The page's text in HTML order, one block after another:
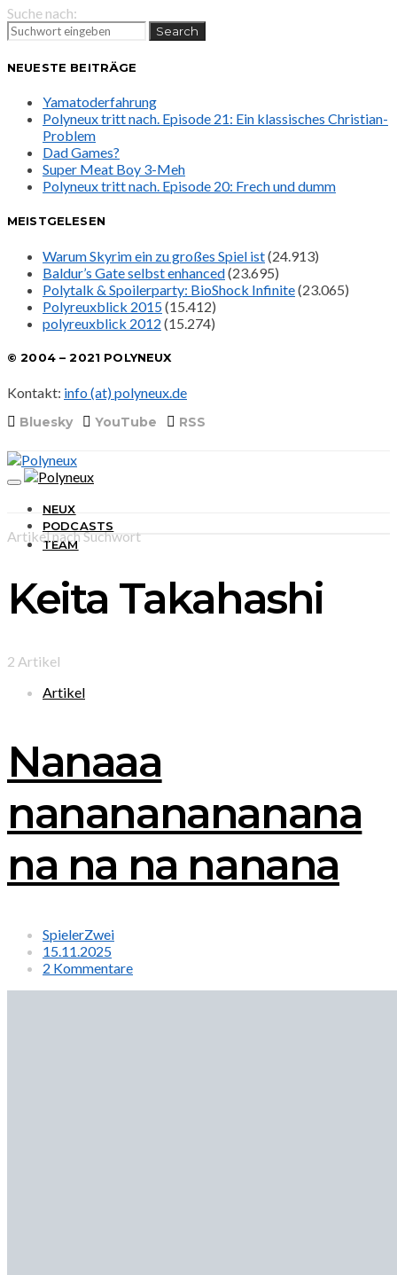
Suche nach:
Search
NEUESTE BEITRÄGE
Yamatoderfahrung
Polyneux tritt nach. Episode 21: Ein klassisches Christian-
Problem
Dad Games?
Super Meat Boy 3-Meh
Polyneux tritt nach. Episode 20: Frech und dumm
MEISTGELESEN
Warum Skyrim ein zu großes Spiel ist(24.913)
Baldur’s Gate selbst enhanced(23.695)
Polytalk & Spoilerparty: BioShock Infinite(23.065)
Polyreuxblick 2015(15.412)
polyreuxblick 2012 (15.274)
© 2004 – 2021 POLYNEUX
Kontakt: info (at) polyneux.de
Bluesky YouTube RSS
NEUX
PODCASTS
TEAM
Artikel nach Suchwort
Keita Takahashi
2 Artikel
Artikel
Nanaaa
nanananananana
na na na nanana
SpielerZwei
15.11.2025
2 Kommentare